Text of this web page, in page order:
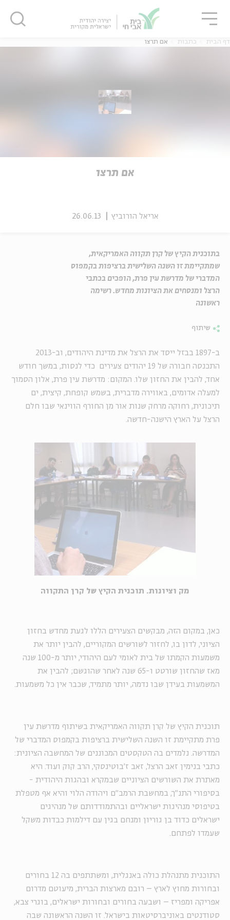
אנגלית
דף הבית כתבות אם תרצו
אם תרצו
אריאל הורוביץ 26.06.13
בתוכנית הקיץ של קרן תקווה האמריקאית,
שמתקיימת זו השנה השלישית ברציפות בקמפוס
המדברי של מדרשת עין פרת, הופכים בכתבי
הרצל ומנסחים את הציונות מחדש. רשימה
ראשונה
שיתוף
ב-1897 בבזל ייסד את הרצל את מדינת היהודים, וב-2013
התכנסה חבורה של 19 יהודים צעירים כדי לנסות, במשך חודש
אחד, להבין את החזון שלו. המקום: מדרשת עין פרת, אלון הסמוך
למעלה אדומים, באווירה מדברית, בשמש קופחת, קיצית, ים
תיכונית, רחוקה מרחק שנות אור מן החורף הווינאי שבו חלם
הרצל על הארץ הישנה-חדשה.
מק וציונות. תוכנית הקיץ של קרן התקווה
כאן, במקום הזה, מבקשים הצעירים הללו לגעת מחדש בחזון
הציוני, לדון בו, לחזור לשורשים המקוריים, להבין יותר את
משמעות הקמתו של בית לאומי לעם היהודי, יותר מ-100 שנה
מאז שהחזון שורטט ו-65 שנה לאחר שהוגשם; להבין את
המשמעות בעידן שבו נדמה, יותר מתמיד, שכבר אין כל משמעות.
תוכנית הקיץ של קרן תקווה האמריקאית בשיתוף מדרשת עין
פרת מתקיימת זו השנה השלישית ברציפות בקמפוס המדברי של
המדרשה. נלמדים בה הטקסטים המכוננים של המחשבה הציונית:
כתבי בנימין זאב הרצל, זאב ז'בוטינסקי, הרב קוק ועוד. היא
מאתרת את השורשים הציוניים שבמקרא ובהגות היהודית -
בסיפורי התנ"ך, במחשבת הרמב"ם ויהודה הלוי והיא אף מטפלת
בטיפוסי מנהיגות ישראליים ובהתמודדותם של מנהיגים
ישראלים כדוד בן גוריון ומנחם בגין עם דילמות כבדות משקל
שעמדו לפתחם.
התוכנית מתנהלת כולה באנגלית, ומשתתפים בה 12 בחורים
ובחורות מחוץ לארץ – רובם מארצות הברית, מיעוטם מדרום
אפריקה ומפריז – ושבעה בחורים ובחורות ישראלים, בוגרי צבא,
סטודנטים באוניברסיטאות בישראל. זו השנה הראשונה שבה
סגור